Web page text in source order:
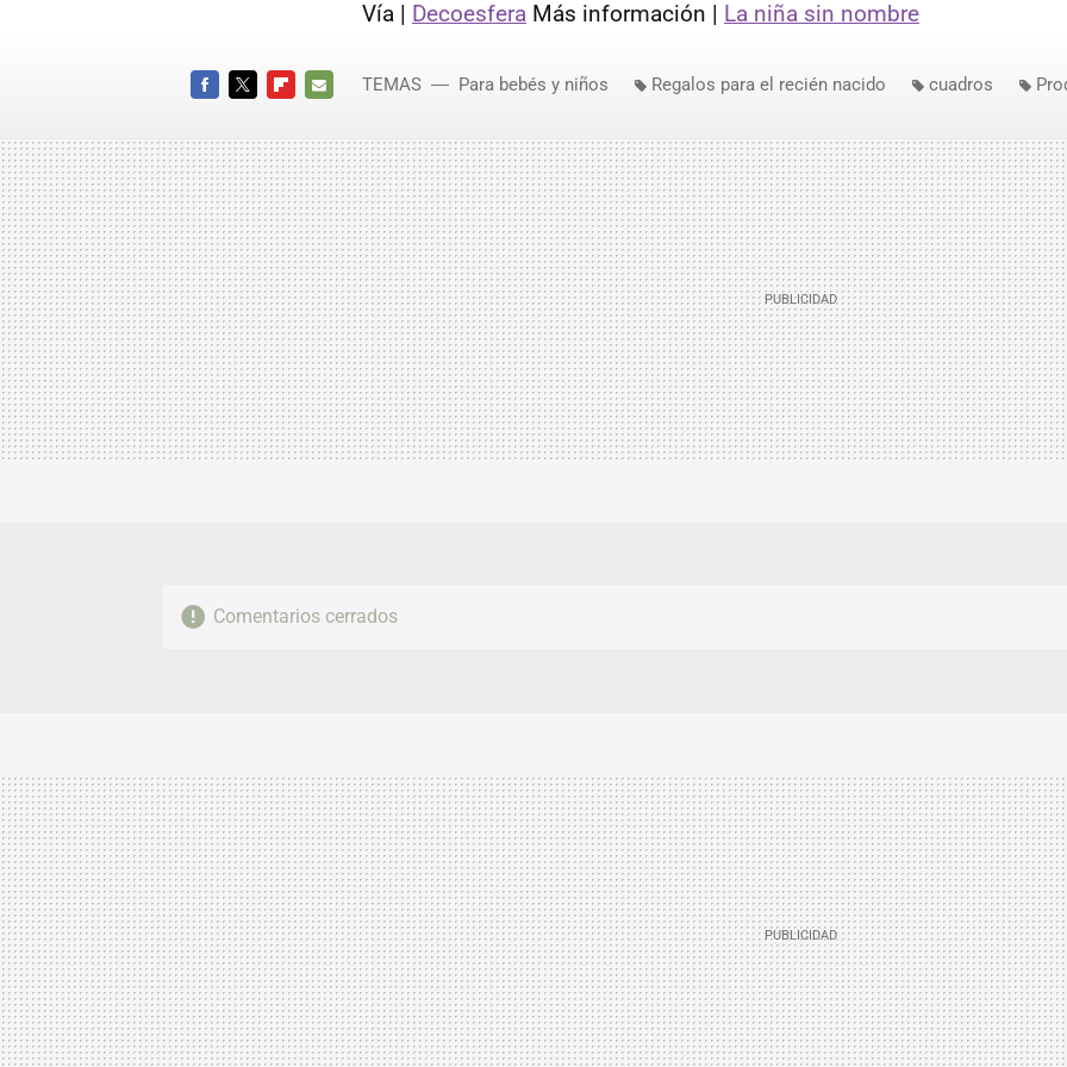
Vía | Decoesfera Más información | La niña sin nombre
MAIL
TEMAS Para bebés y niños Regalos para el recién nacido cuadros
Comentarios cerrados